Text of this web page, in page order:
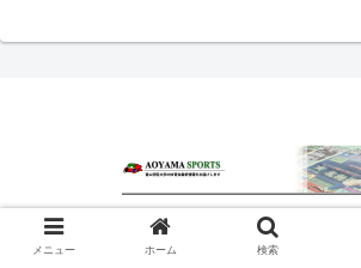
© 2020 青山スポーツ.
メニュー ホーム 検索